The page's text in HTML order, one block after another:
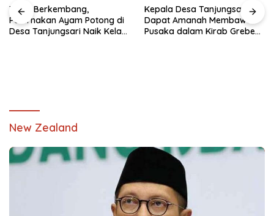
Terus Berkembang,
Peternakan Ayam Potong di
Desa Tanjungsari Naik Kelas
Kepala Desa Tanjungsari
Dapat Amanah Membawa
Pusaka dalam Kirab Grebeg
New Zealand